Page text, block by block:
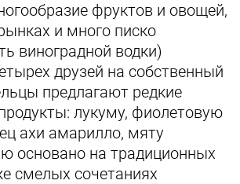
фруктов и овощей,
и много писко
виноградной водки)
друзей на собственный
предлагают редкие
лукуму, фиолетовую
ахи амарилло, мяту
основано на традиционных
смелых сочетаниях